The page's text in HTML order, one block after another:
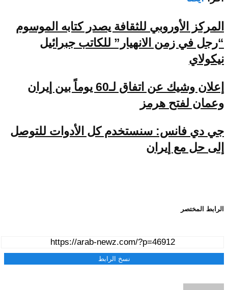
المركز الأوروبي للثقافة يصدر كتابه الموسوم
“رجل في زمن الانهيار” للكاتب جبرائيل
نيكولاي
إعلان وشيك عن اتفاق لـ60 يوماً بين إيران
وعمان لفتح هرمز
جي دي فانس: سنستخدم كل الأدوات للتوصل
إلى حل مع إيران
الرابط المختصر
نسخ الرابط